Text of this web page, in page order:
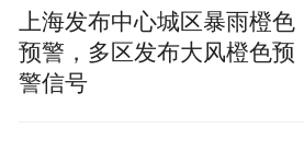
上海发布中心城区暴雨橙色
预警，多区发布大风橙色预
警信号